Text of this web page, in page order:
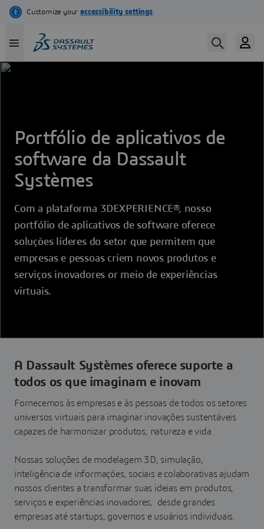
Pular
para
conteúdo
principal
Portfólio de aplicativos de
software da Dassault
Systèmes
Com a plataforma 3DEXPERIENCE®, nosso
portfólio de aplicativos de software oferece
soluções líderes do setor que permitem que
empresas e pessoas criem novos produtos e
serviços inovadores or meio de experiências
virtuais.
A Dassault Systèmes oferece suporte a
todos os que imaginam e inovam
Fornecemos às empresas e às pessoas de todos os setores
universos virtuais para imaginar inovações sustentáveis
capazes de harmonizar produtos, natureza e vida.
Nossas soluções de modelagem 3D, simulação,
inteligência de informações, sociais e colaborativas ajudam
nossos clientes a transformar suas ideias em produtos,
serviços e experiências inovadores, desde grandes
empresas até startups, governos e usuários individuais.